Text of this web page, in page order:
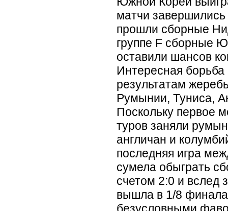
матчи
прошли сборные
группе F сборные
оставили шансов
Интересная борьба
результатам
Румынии, Туниса,
Поскольку первое
туров заняли
англичан и
последняя игра
сумела обыграть
счетом 2:0 и вслед
вышла в 1/8
безусловными